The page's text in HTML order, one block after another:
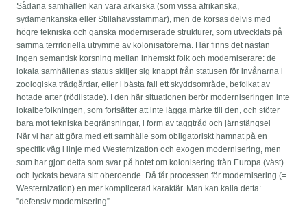
Sådana samhällen kan vara arkaiska (som vissa afrikanska,
sydamerikanska eller Stillahavsstammar), men de korsas delvis med
högre tekniska och ganska moderniserade strukturer, som utvecklats på
samma territoriella utrymme av kolonisatörerna. Här finns det nästan
ingen semantisk korsning mellan inhemskt folk och moderniserare: de
lokala samhällenas status skiljer sig knappt från statusen för invånarna i
zoologiska trädgårdar, eller i bästa fall ett skyddsområde, befolkat av
hotade arter (rödlistade). I den här situationen berör moderniseringen inte
lokalbefolkningen, som fortsätter att inte lägga märke till den, och stöter
bara mot tekniska begränsningar, i form av taggtråd och järnstängsel
När vi har att göra med ett samhälle som obligatoriskt hamnat på en
specifik väg i linje med Westernization och exogen modernisering, men
som har gjort detta som svar på hotet om kolonisering från Europa (väst)
och lyckats bevara sitt oberoende. Då får processen för modernisering (=
Westernization) en mer komplicerad karaktär. Man kan kalla detta:
”defensiv modernisering”.